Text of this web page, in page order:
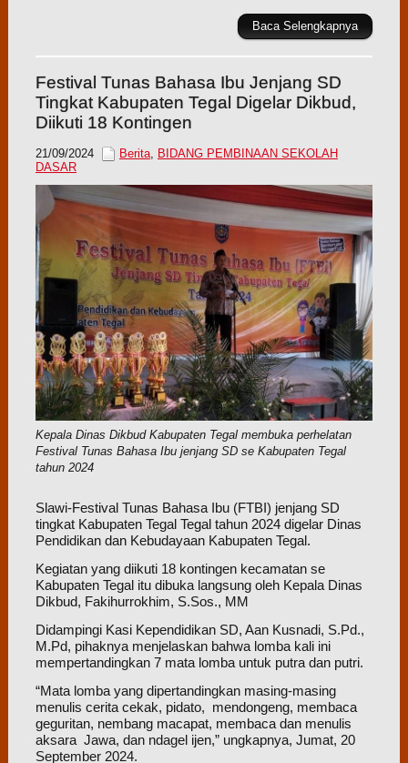
Baca Selengkapnya
Festival Tunas Bahasa Ibu Jenjang SD
Tingkat Kabupaten Tegal Digelar Dikbud,
Diikuti 18 Kontingen
21/09/2024 Berita, BIDANG PEMBINAAN SEKOLAH
DASAR
Kepala Dinas Dikbud Kabupaten Tegal membuka perhelatan
Festival Tunas Bahasa Ibu jenjang SD se Kabupaten Tegal
tahun 2024
Slawi-Festival Tunas Bahasa Ibu (FTBI) jenjang SD
tingkat Kabupaten Tegal Tegal tahun 2024 digelar Dinas
Pendidikan dan Kebudayaan Kabupaten Tegal.
Kegiatan yang diikuti 18 kontingen kecamatan se
Kabupaten Tegal itu dibuka langsung oleh Kepala Dinas
Dikbud, Fakihurrokhim, S.Sos., MM
Didampingi Kasi Kependidikan SD, Aan Kusnadi, S.Pd.,
M.Pd, pihaknya menjelaskan bahwa lomba kali ini
mempertandingkan 7 mata lomba untuk putra dan putri.
“Mata lomba yang dipertandingkan masing-masing
menulis cerita cekak, pidato, mendongeng, membaca
geguritan, nembang macapat, membaca dan menulis
aksara Jawa, dan ndagel ijen,” ungkapnya, Jumat, 20
September 2024.